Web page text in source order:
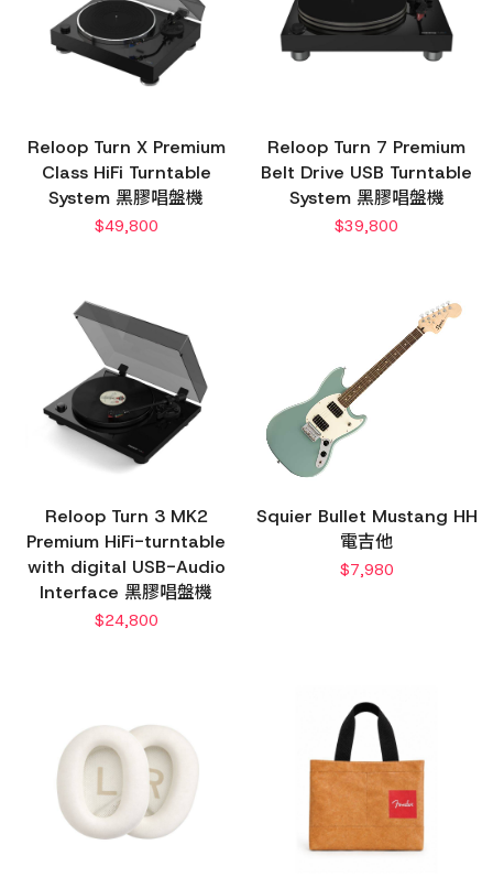
Reloop Turn X Premium
Class HiFi Turntable
System 黑膠唱盤機
$49,800
Reloop Turn 7 Premium
Belt Drive USB Turntable
System 黑膠唱盤機
$39,800
Reloop Turn 3 MK2
Premium HiFi-turntable
with digital USB-Audio
Interface 黑膠唱盤機
$24,800
Squier Bullet Mustang HH
電吉他
$7,980